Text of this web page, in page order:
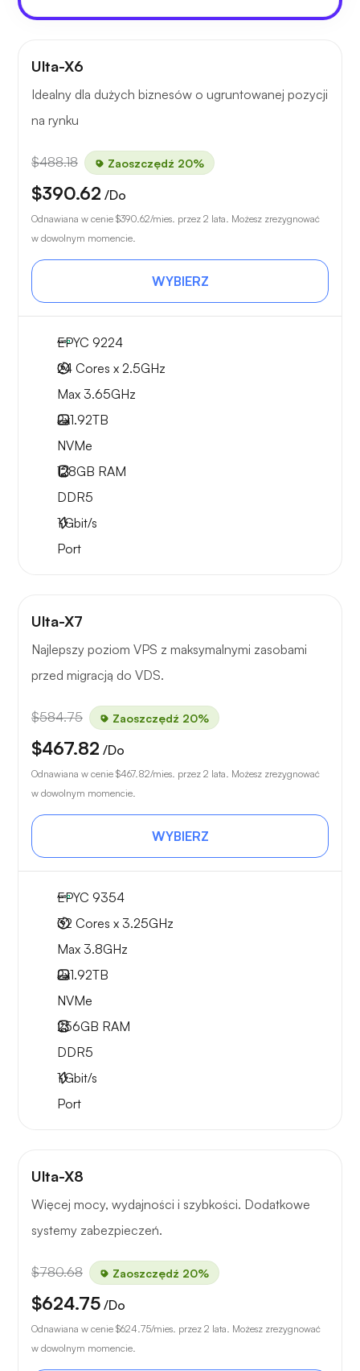
Ulta-X6
Idealny dla dużych biznesów o ugruntowanej pozycji
na rynku
$488.18 Zaoszczędź 20%
$390.62 /Do
Odnawiana w cenie $390.62/mies. przez 2 lata. Możesz zrezygnować
w dowolnym momencie.
WYBIERZ
EPYC 9224
24 Cores x 2.5GHz
Max 3.65GHz
2x1.92TB
NVMe
128GB RAM
DDR5
1Gbit/s
Port
Ulta-X7
Najlepszy poziom VPS z maksymalnymi zasobami
przed migracją do VDS.
$584.75 Zaoszczędź 20%
$467.82 /Do
Odnawiana w cenie $467.82/mies. przez 2 lata. Możesz zrezygnować
w dowolnym momencie.
WYBIERZ
EPYC 9354
32 Cores x 3.25GHz
Max 3.8GHz
2x1.92TB
NVMe
256GB RAM
DDR5
1Gbit/s
Port
Ulta-X8
Więcej mocy, wydajności i szybkości. Dodatkowe
systemy zabezpieczeń.
$780.68 Zaoszczędź 20%
$624.75 /Do
Odnawiana w cenie $624.75/mies. przez 2 lata. Możesz zrezygnować
w dowolnym momencie.